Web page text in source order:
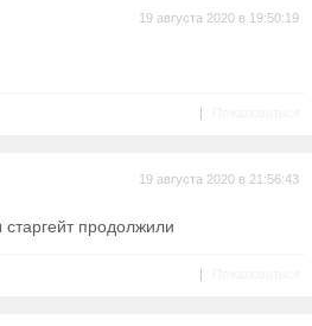
19 августа 2020 в 19:50:19
|
19 августа 2020 в 21:56:43
продолжили
|